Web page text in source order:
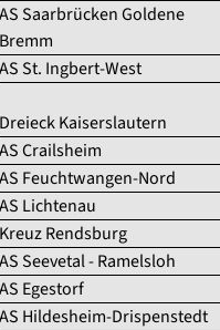
AS Saarbrücken Goldene
Bremm
AS St. Ingbert-West
Dreieck Kaiserslautern
AS Crailsheim
AS Feuchtwangen-Nord
AS Lichtenau
Kreuz Rendsburg
AS Seevetal - Ramelsloh
AS Egestorf
AS Hildesheim-Drispenstedt